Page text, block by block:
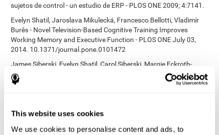
This website uses cookies
We use cookies to personalise content and ads, to
sujetos de control - un estudio de ERP - PLOS ONE 2009; 4:7141.
Evelyn Shatil, Jaroslava Mikulecká, Francesco Bellotti, Vladimír
Burěs - Novel Television-Based Cognitive Training Improves
Working Memory and Executive Function - PLOS ONE July 03,
2014. 10.1371/journal.pone.0101472
James Siberski, Evelyn Shatil, Carol Siberski, Margie Eckroth-
Bucher, Aubrey French, Sara Horton, Rachel F. Loefflad, Phillip
Rouse. Computer-Based Cognitive Training for Individuals With
2014; doi: 10.1177/1533317514539376
Preiss M, Shatil E, Cermáková R, Cimermanová D, Flesher I